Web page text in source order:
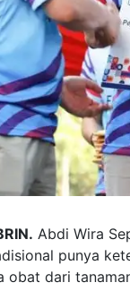
Abdi Wira
punya
obat dari